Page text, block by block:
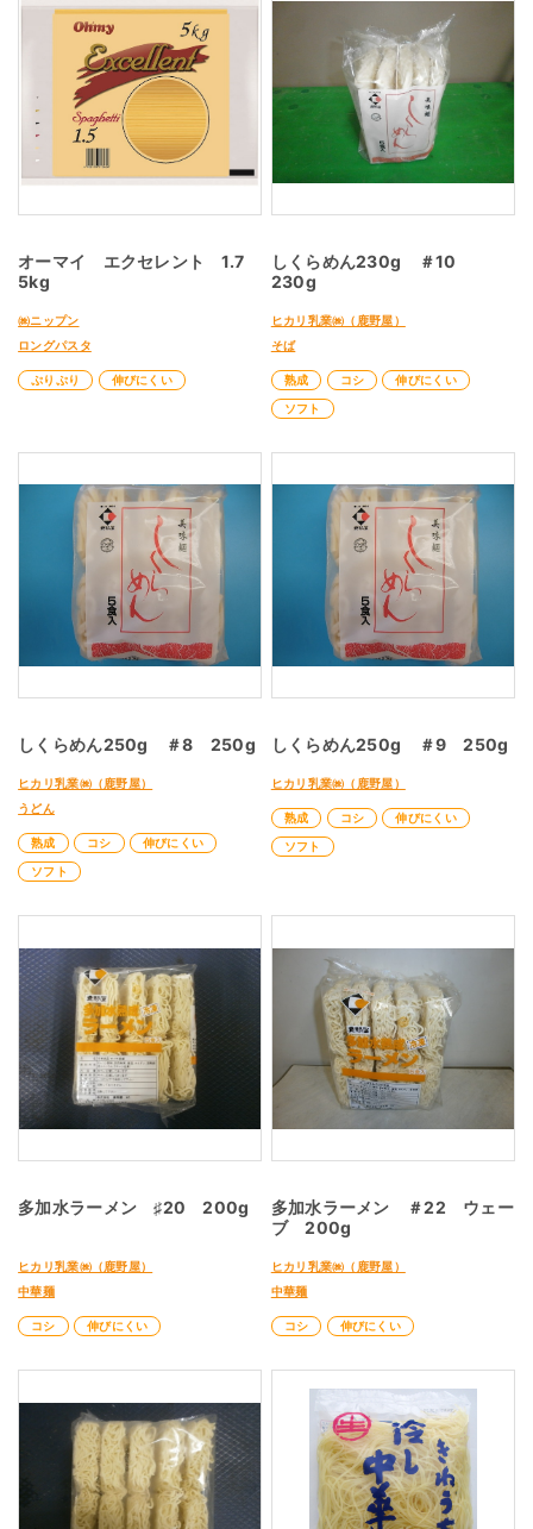
オーマイ エクセレント 1.7
5kg
㈱ニップン
ロングパスタ
ぷりぷり 伸びにくい
しくらめん230g ＃10
230g
ヒカリ乳業㈱（鹿野屋）
そば
熟成 コシ
伸びにくい
ソフト
しくらめん250g ＃8 250g
ヒカリ乳業㈱（鹿野屋）
うどん
熟成 コシ
伸びにくい
ソフト
しくらめん250g ＃9 250g
ヒカリ乳業㈱（鹿野屋）
熟成 コシ
伸びにくい
ソフト
多加水ラーメン ♯20 200g
ヒカリ乳業㈱（鹿野屋）
中華麺
コシ 伸びにくい
多加水ラーメン ＃22 ウェー
ブ 200g
ヒカリ乳業㈱（鹿野屋）
中華麺
コシ 伸びにくい